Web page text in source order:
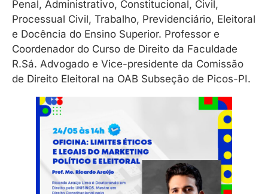
Penal, Administrativo, Constitucional, Civil,
Processual Civil, Trabalho, Previdenciário, Eleitoral
e Docência do Ensino Superior. Professor e
Coordenador do Curso de Direito da Faculdade
R.Sá. Advogado e Vice-presidente da Comissão
de Direito Eleitoral na OAB Subseção de Picos-PI.